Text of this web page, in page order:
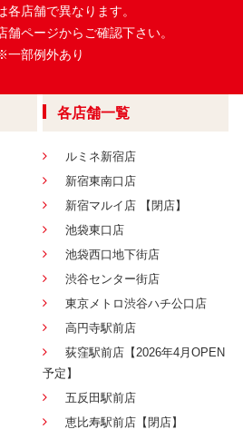
各店舗で異なります。
舗ページからご確認下さい。
一部例外あり
各店舗一覧
ルミネ新宿店
新宿東南口店
新宿マルイ店 【閉店】
池袋東口店
池袋西口地下街店
渋谷センター街店
東京メトロ渋谷ハチ公口店
高円寺駅前店
荻窪駅前店【2026年4月OPEN
予定】
五反田駅前店
恵比寿駅前店【閉店】